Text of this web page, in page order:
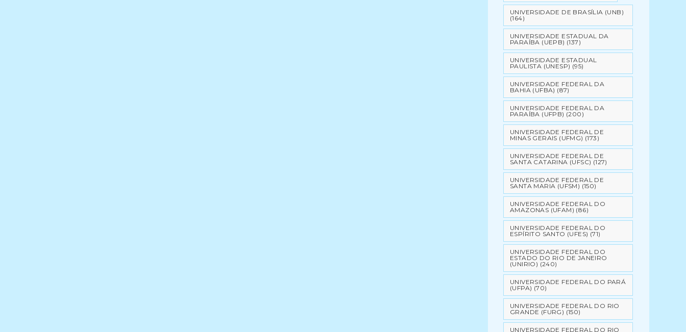
UNIVERSIDADE DE BRASÍLIA (UNB)
(164)
UNIVERSIDADE ESTADUAL DA
PARAÍBA (UEPB) (137)
UNIVERSIDADE ESTADUAL
PAULISTA (UNESP) (95)
UNIVERSIDADE FEDERAL DA
BAHIA (UFBA) (87)
UNIVERSIDADE FEDERAL DA
PARAÍBA (UFPB) (200)
UNIVERSIDADE FEDERAL DE
MINAS GERAIS (UFMG) (173)
UNIVERSIDADE FEDERAL DE
SANTA CATARINA (UFSC) (127)
UNIVERSIDADE FEDERAL DE
SANTA MARIA (UFSM) (150)
UNIVERSIDADE FEDERAL DO
AMAZONAS (UFAM) (86)
UNIVERSIDADE FEDERAL DO
ESPÍRITO SANTO (UFES) (71)
UNIVERSIDADE FEDERAL DO
ESTADO DO RIO DE JANEIRO
(UNIRIO) (240)
UNIVERSIDADE FEDERAL DO PARÁ
(UFPA) (70)
UNIVERSIDADE FEDERAL DO RIO
GRANDE (FURG) (150)
UNIVERSIDADE FEDERAL DO RIO